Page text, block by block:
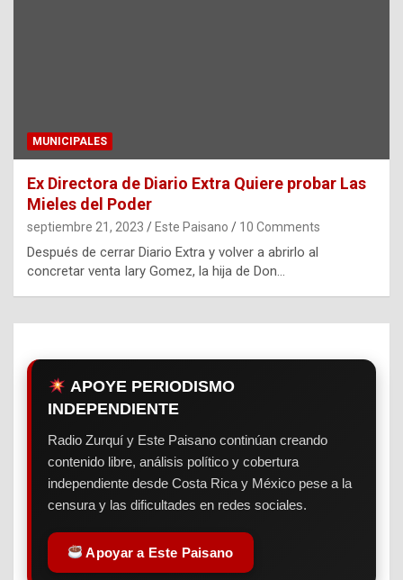
MUNICIPALES
Ex Directora de Diario Extra Quiere probar Las
Mieles del Poder
septiembre 21, 2023 Este Paisano 10 Comments
Después de cerrar Diario Extra y volver a abrirlo al
concretar venta Iary Gomez, la hija de Don…
APOYE PERIODISMO
INDEPENDIENTE
Radio Zurquí y Este Paisano continúan creando
contenido libre, análisis político y cobertura
independiente desde Costa Rica y México pese a la
censura y las dificultades en redes sociales.
Apoyar a Este Paisano